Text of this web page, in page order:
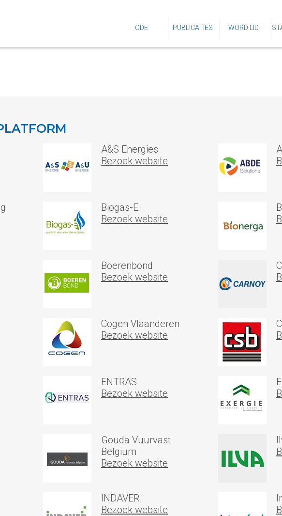
ODE PUBLICATIES WORD LID
A&S Energies
Bezoek website
Biogas-E
Bezoek website
Boerenbond
Bezoek website
Cogen Vlaanderen
Bezoek website
ENTRAS
Bezoek website
Gouda Vuurvast
Belgium
Bezoek website
INDAVER
Bezoek website